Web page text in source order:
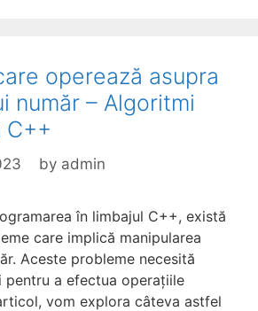
operează asupra
număr – Algoritmi
C++
by admin
în limbajul C++, există
care implică manipularea
Aceste probleme necesită
pentru a efectua operațiile
vom explora câteva astfel